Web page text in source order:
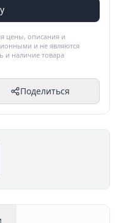
цены, описания и
и не являются
и наличие товара
Поделиться